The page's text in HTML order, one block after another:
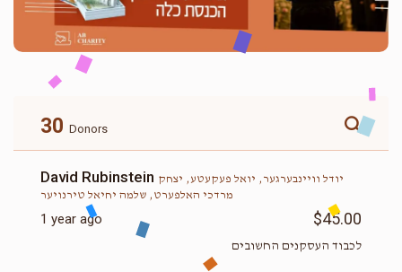
30 Donors
David Rubinstein יודל וויינבערגער, יואל פעקעטע, יצחק
מרדכי האלפערט, שלמה יחיאל טירנויער
1 year ago $45.00
לכבוד העסקנים החשובים